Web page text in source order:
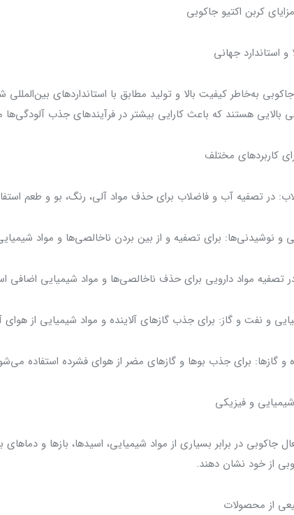
کربن اکتیو جاکوبی
به‌خاطر کیفیت بالا و تولید مطابق با استانداردهای
هستند که باعث کارایی بیشتر در فرآیندهای جذب
در تصفیه آب و فاضلاب برای حذف مواد آلی، رنگ، بو و طعم
و نوشیدنی‌ها: برای تصفیه و از بین بردن ناخالصی‌ها و مواد
تصفیه مواد دارویی برای حذف ناخالصی‌ها و مواد شیمیایی اضافی
و نفت و گاز: برای جذب گازهای آلاینده و مواد شیمیایی از هوای
و گازها: برای جذب بوها و گازهای مضر از هوای فشرده استفاده
جاکوبی در برابر بسیاری از مواد شیمیایی، اسیدها، بازها و
از خود نشان دهند.